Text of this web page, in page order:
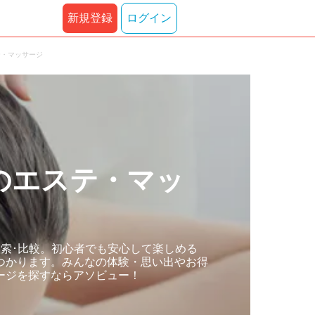
新規登録 ログイン
マッサージ
ステ・マッ
･比較。初心者でも安心して楽しめる
ります。みんなの体験・思い出やお得
を探すならアソビュー！